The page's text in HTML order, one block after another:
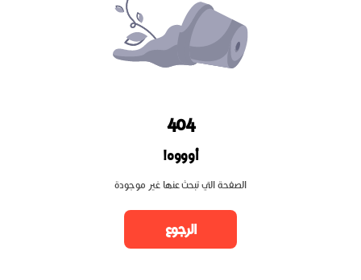
404
أوووه!
الصفحة التي تبحث عنها غير موجودة
الرجوع